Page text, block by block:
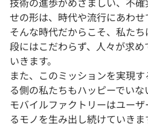
せの形は、時代や流行にあわせ
そんな時代だからこそ、私た
段にはこだわらず、人々が求
いきます。
また、このミッションを実現
る側の私たちもハッピーでいな
モバイルファクトリーはユー
るモノを生み出し続けていきま